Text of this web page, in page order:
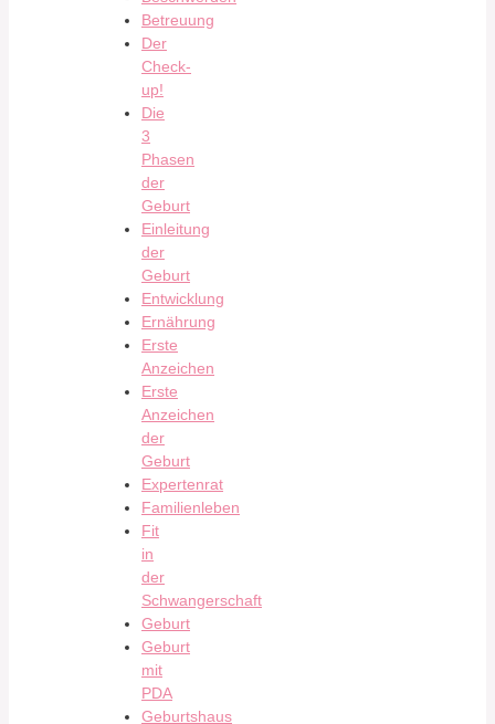
Betreuung
Der
Check-
up!
Die
3
Phasen
der
Geburt
Einleitung
der
Geburt
Entwicklung
Ernährung
Erste
Anzeichen
Erste
Anzeichen
der
Geburt
Expertenrat
Familienleben
Fit
in
der
Schwangerschaft
Geburt
Geburt
mit
PDA
Geburtshaus